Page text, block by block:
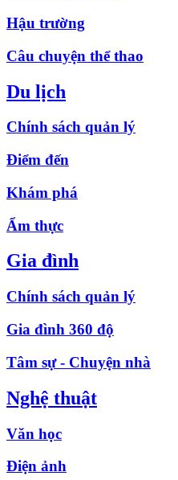
Hậu trường
Câu chuyện thể thao
Du lịch
Chính sách quản lý
Điểm đến
Khám phá
Ẩm thực
Gia đình
Chính sách quản lý
Gia đình 360 độ
Tâm sự - Chuyện nhà
Nghệ thuật
Văn học
Điện ảnh